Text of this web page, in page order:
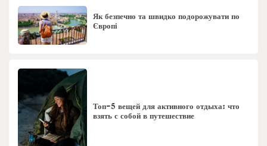
Як безпечно та швидко подорожувати по
Європі
Топ-5 вещей для активного отдыха: что
взять с собой в путешествие